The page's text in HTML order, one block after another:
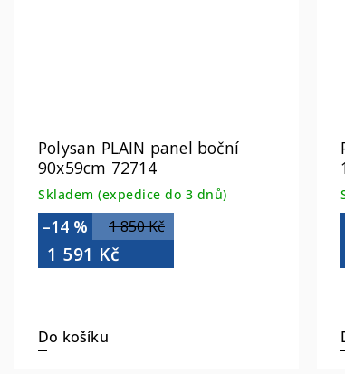
Polysan PLAIN panel boční
90x59cm 72714
Skladem (expedice do 3 dnů)
1 850 Kč
–14 %
1 591 Kč
Do košíku